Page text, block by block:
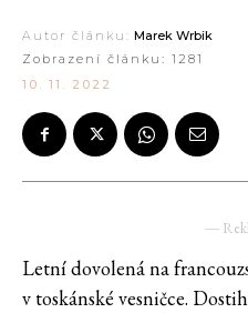
Autor článku: Marek Wrbik
Zobrazení článku: 1281
10. 11. 2022
―
Letní dovolená na
v toskánské vesničce.